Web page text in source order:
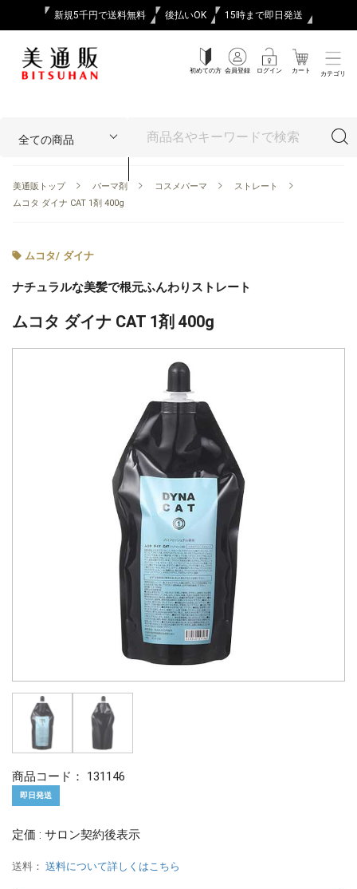
新規5千円で送料無料 後払いOK 15時まで即日発送
初めての方 会員登録 ログイン カート カテゴリ
美通販トップ パーマ剤 コスメパーマ
ストレート
ムコタ ダイナ CAT 1剤 400g
ムコタ/ ダイナ
ナチュラルな美髪で根元ふんわりストレート
ムコタ ダイナ CAT 1剤 400g
商品コード： 131146
即日発送
定価 : サロン契約後表示
送料： 送料について詳しくはこちら